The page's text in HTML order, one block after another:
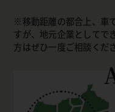
移動距離の都合上、車
すが、地元企業としてで
方はぜひ一度ご相談くだ